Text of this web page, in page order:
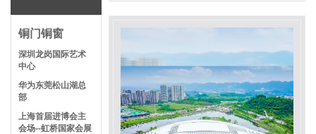
铜门铜窗
深圳龙岗国际艺术
中心
华为东莞松山湖总
部
上海首届进博会主
会场--虹桥国家会展